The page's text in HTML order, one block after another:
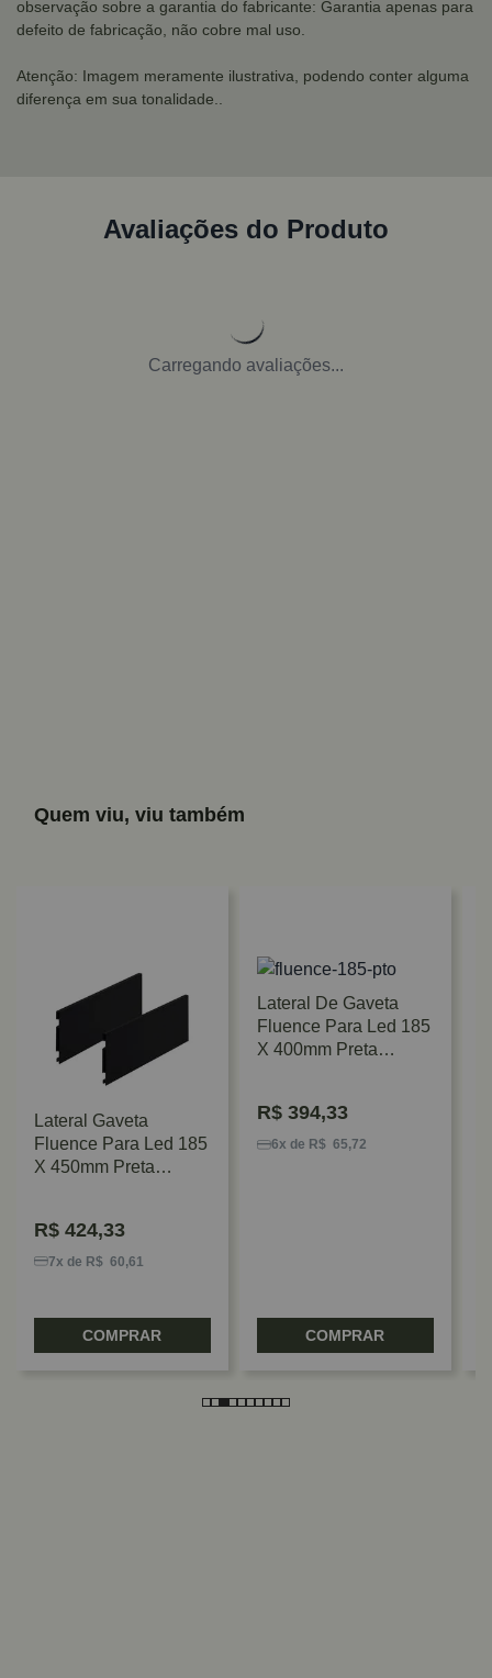
observação sobre a garantia do fabricante: Garantia apenas para
defeito de fabricação, não cobre mal uso.
Atenção: Imagem meramente ilustrativa, podendo conter alguma
diferença em sua tonalidade..
Avaliações do Produto
Carregando avaliações...
Quem viu, viu também
Lateral Gaveta
Fluence Para Led 185
X 450mm Preta
R$ 424,33
7x de R$ 60,61
COMPRAR
Lateral De Gaveta
Fluence Para Led 185
X 400mm Preta
R$ 394,33
6x de R$ 65,72
COMPRAR